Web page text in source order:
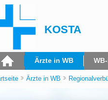
KOSTA
Ärzte in WB
Ärzte in WB